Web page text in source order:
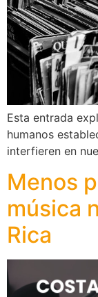
Esta entrada
humanos
interfieren en
Menos
música
Rica